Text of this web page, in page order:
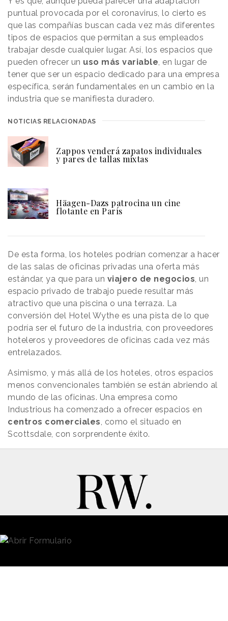
puntual provocada por el coronavirus, lo cierto es
que las compañías buscan cada vez más diferentes
tipos de espacios que permitan a sus empleados
trabajar desde cualquier lugar. Así, los espacios que
pueden ofrecer un uso más variable, en lugar de
tener que ser un espacio dedicado para una empresa
específica, serán fundamentales en un cambio en la
industria que se manifiesta duradero.
NOTICIAS RELACIONADAS
Zappos venderá zapatos individuales
y pares de tallas mixtas
Häagen-Dazs patrocina un cine
flotante en París
De esta forma, los hoteles podrían comenzar a hacer
de las salas de oficinas privadas una oferta más
estándar, ya que para un viajero de negocios, un
espacio privado de trabajo puede resultar más
atractivo que una piscina o una terraza. La
conversión del Hotel Wythe es una pista de lo que
podría ser el futuro de la industria, con proveedores
hoteleros y proveedores de oficinas cada vez más
entrelazados.
Asimismo, y más allá de los hoteles, otros espacios
menos convencionales también se están abriendo al
mundo de las oficinas. Una empresa como
Industrious ha comenzado a ofrecer espacios en
centros comerciales, como el situado en
Scottsdale, con sorprendente éxito.
Contacto